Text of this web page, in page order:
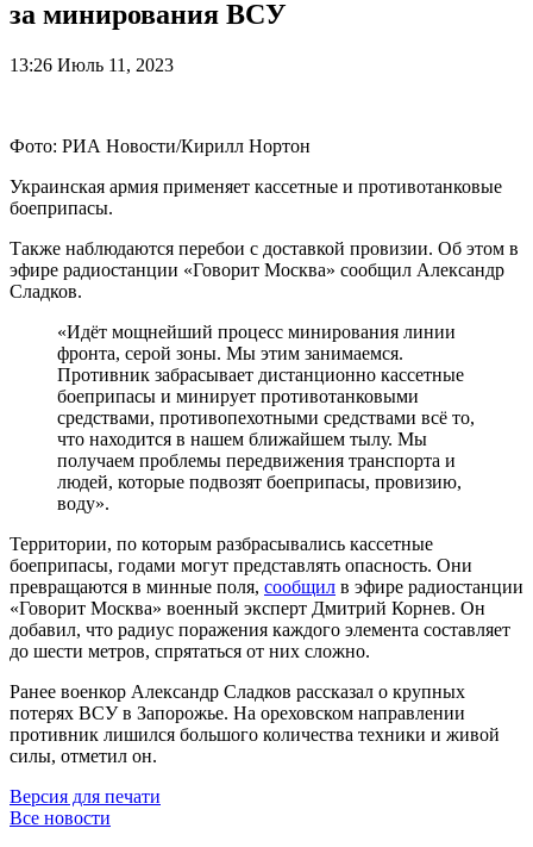
за минирования ВСУ
13:26 Июль 11, 2023
Фото: РИА Новости/Кирилл Нортон
Украинская армия применяет кассетные и противотанковые
боеприпасы.
Также наблюдаются перебои с доставкой провизии. Об этом в
эфире радиостанции «Говорит Москва» сообщил Александр
Сладков.
«Идёт мощнейший процесс минирования линии
фронта, серой зоны. Мы этим занимаемся.
Противник забрасывает дистанционно кассетные
боеприпасы и минирует противотанковыми
средствами, противопехотными средствами всё то,
что находится в нашем ближайшем тылу. Мы
получаем проблемы передвижения транспорта и
людей, которые подвозят боеприпасы, провизию,
воду».
Территории, по которым разбрасывались кассетные
боеприпасы, годами могут представлять опасность. Они
превращаются в минные поля, сообщил в эфире радиостанции
«Говорит Москва» военный эксперт Дмитрий Корнев. Он
добавил, что радиус поражения каждого элемента составляет
до шести метров, спрятаться от них сложно.
Ранее военкор Александр Сладков рассказал о крупных
потерях ВСУ в Запорожье. На ореховском направлении
противник лишился большого количества техники и живой
силы, отметил он.
Версия для печати
Все новости